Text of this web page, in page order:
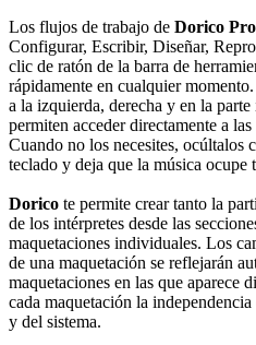
Los flujos de trabajo de Dorico
Configurar, Escribir, Diseñar,
clic de ratón de la barra de
rápidamente en cualquier
a la izquierda, derecha y en la
permiten acceder directamente a
Cuando no los necesites, ocúltalos
teclado y deja que la música ocupe
Dorico te permite crear tanto la
de los intérpretes desde las
maquetaciones individuales. Los
de una maquetación se reflejarán
maquetaciones en las que aparece
cada maquetación la
y del sistema.